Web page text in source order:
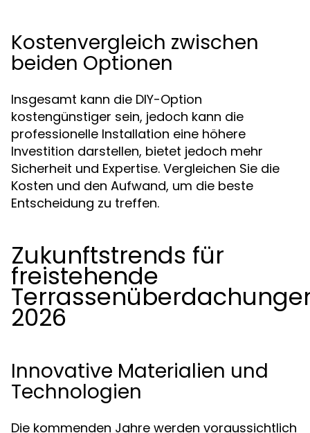
Kostenvergleich zwischen
beiden Optionen
Insgesamt kann die DIY-Option
kostengünstiger sein, jedoch kann die
professionelle Installation eine höhere
Investition darstellen, bietet jedoch mehr
Sicherheit und Expertise. Vergleichen Sie die
Kosten und den Aufwand, um die beste
Entscheidung zu treffen.
Zukunftstrends für
freistehende
2026
Innovative Materialien und
Technologien
Die kommenden Jahre werden voraussichtlich